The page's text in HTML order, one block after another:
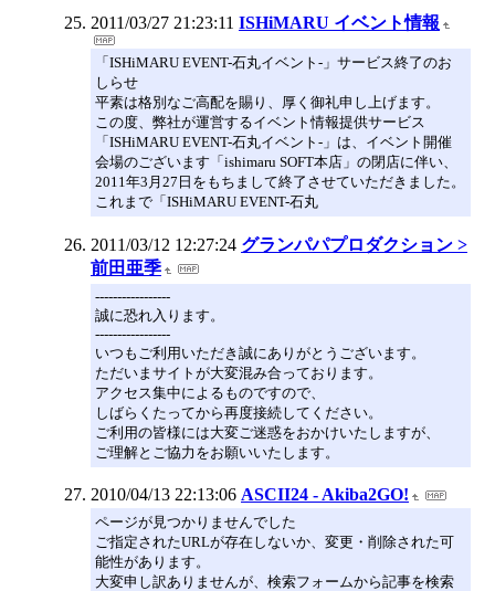
2011/03/27 21:23:11 ISHiMARU イベント情報
「ISHiMARU EVENT-石丸イベント-」サービス終了のお
しらせ
平素は格別なご高配を賜り、厚く御礼申し上げます。
この度、弊社が運営するイベント情報提供サービス
「ISHiMARU EVENT-石丸イベント-」は、イベント開催
会場のございます「ishimaru SOFT本店」の閉店に伴い、
2011年3月27日をもちまして終了させていただきました。
これまで「ISHiMARU EVENT-石丸
2011/03/12 12:27:24 グランパパプロダクション >
前田亜季
-----------------
誠に恐れ入ります。
-----------------
いつもご利用いただき誠にありがとうございます。
ただいまサイトが大変混み合っております。
アクセス集中によるものですので、
しばらくたってから再度接続してください。
ご利用の皆様には大変ご迷惑をおかけいたしますが、
ご理解とご協力をお願いいたします。
2010/04/13 22:13:06 ASCII24 - Akiba2GO!
ページが見つかりませんでした
ご指定されたURLが存在しないか、変更・削除された可
能性があります。
大変申し訳ありませんが、検索フォームから記事を検索